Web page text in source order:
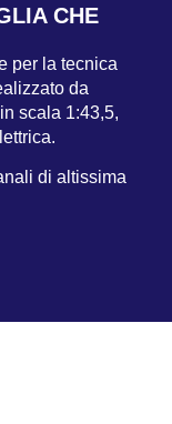
CHE
per la tecnica
da
scala 1:43,5,
di altissima